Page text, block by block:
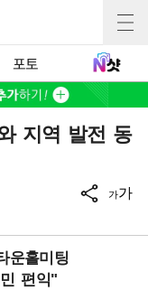
포토
지역 발전 동
가가
운홀미팅
편익"